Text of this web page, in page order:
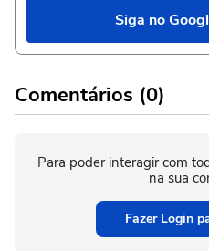
Siga no
Comentários (0)
Para poder interagir com
na sua
Fazer Login